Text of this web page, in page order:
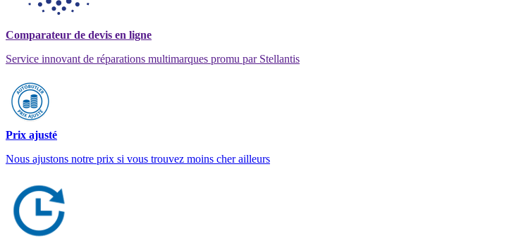
Comparateur de devis en ligne
Service innovant de réparations multimarques promu par Stellantis
Prix ajusté
Nous ajustons notre prix si vous trouvez moins cher ailleurs